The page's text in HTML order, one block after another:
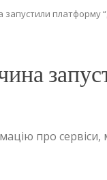
запустили платформу
про